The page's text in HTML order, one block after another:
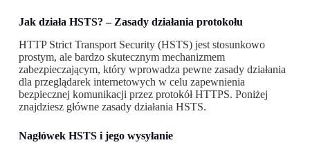
Jak działa HSTS? – Zasady działania protokołu
HTTP Strict Transport Security (HSTS) jest stosunkowo
prostym, ale bardzo skutecznym mechanizmem
zabezpieczającym, który wprowadza pewne zasady działania
dla przeglądarek internetowych w celu zapewnienia
bezpiecznej komunikacji przez protokół HTTPS. Poniżej
znajdziesz główne zasady działania HSTS.
Nagłówek HSTS i jego wysyłanie